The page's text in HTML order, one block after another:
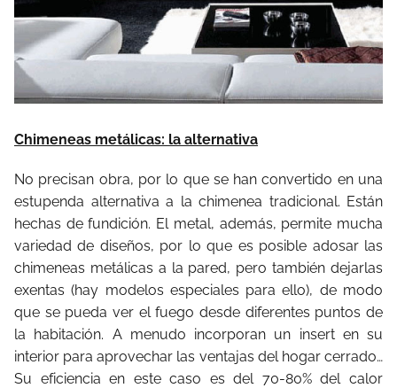
Chimeneas metálicas: la alternativa
No precisan obra, por lo que se han convertido en una
estupenda alternativa a la chimenea tradicional. Están
hechas de fundición. El metal, además, permite mucha
variedad de diseños, por lo que es posible adosar las
chimeneas metálicas a la pared, pero también dejarlas
exentas (hay modelos especiales para ello), de modo
que se pueda ver el fuego desde diferentes puntos de
la habitación. A menudo incorporan un insert en su
interior para aprovechar las ventajas del hogar cerrado…
Su eficiencia en este caso es del 70-80% del calor